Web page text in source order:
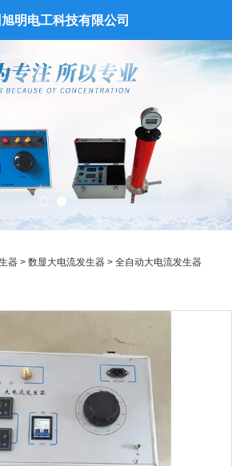
明电工科技有限公司
器 > 数显大电流发生器 > 全自动大电流发生器